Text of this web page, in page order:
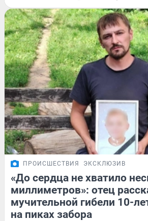
ПРОИСШЕСТВИЯ ЭКСКЛЮЗИВ
«До сердца не хватило
миллиметров»: отец
мучительной гибели 10-
на пиках забора